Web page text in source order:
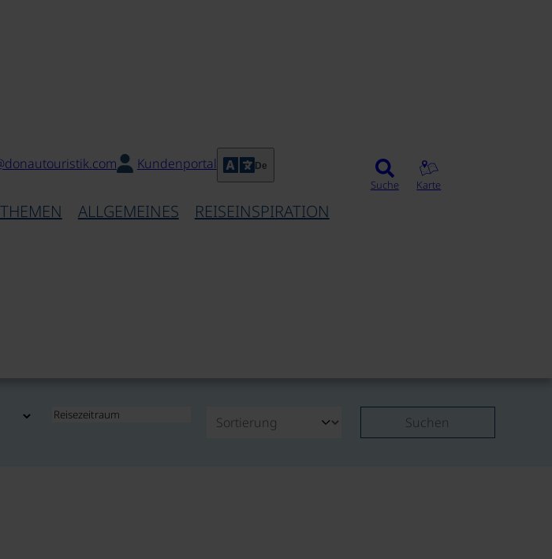
Kundenportal De
ALLGEMEINES REISEINSPIRATION
Suche Karte
Suchen